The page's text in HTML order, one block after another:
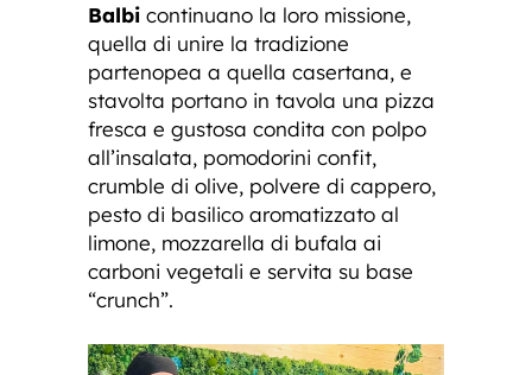
Balbi continuano la loro missione,
quella di unire la tradizione
partenopea a quella casertana, e
stavolta portano in tavola una pizza
fresca e gustosa condita con polpo
all’insalata, pomodorini confit,
crumble di olive, polvere di cappero,
pesto di basilico aromatizzato al
limone, mozzarella di bufala ai
carboni vegetali e servita su base
“crunch”.